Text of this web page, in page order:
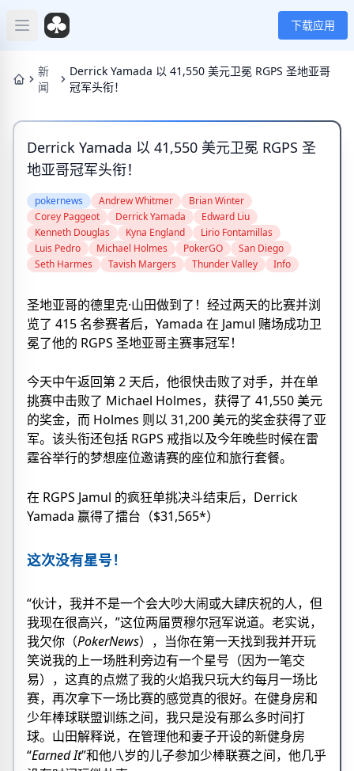
Open main menu 下载应用
新
闻
Derrick Yamada 以 41,550 美元卫冕 RGPS 圣地亚哥
冠军头衔！
Derrick Yamada 以 41,550 美元卫冕 RGPS 圣
地亚哥冠军头衔！
pokernews Andrew Whitmer
Brian Winter
Corey Paggeot
Derrick Yamada
Edward Liu
Kenneth Douglas
Kyna England
Lirio Fontamillas
Luis Pedro
Michael Holmes PokerGO
San Diego
Seth Harmes
Tavish Margers Thunder Valley Info
圣地亚哥的德里克·山田做到了！经过两天的比赛并浏
览了 415 名参赛者后，Yamada 在 Jamul 赌场成功卫
冕了他的 RGPS 圣地亚哥主赛事冠军！
今天中午返回第 2 天后，他很快击败了对手，并在单
挑赛中击败了 Michael Holmes，获得了 41,550 美元
的奖金，而 Holmes 则以 31,200 美元的奖金获得了亚
军。该头衔还包括 RGPS 戒指以及今年晚些时候在雷
霆谷举行的梦想座位邀请赛的座位和旅行套餐。
在 RGPS Jamul 的疯狂单挑决斗结束后，Derrick
Yamada 赢得了擂台（$31,565*）
这次没有星号！
“伙计，我并不是一个会大吵大闹或大肆庆祝的人，但
我现在很高兴，”这位两届贾穆尔冠军说道。老实说，
我欠你（PokerNews），当你在第一天找到我并开玩
笑说我的上一场胜利旁边有一个星号（因为一笔交
易），这真的点燃了我的火焰我只玩大约每月一场比
赛，再次拿下一场比赛的感觉真的很好。在健身房和
少年棒球联盟训练之间，我只是没有那么多时间打
球。山田解释说，在管理他和妻子开设的新健身房
“Earned It”和他八岁的儿子参加少棒联赛之间，他几乎